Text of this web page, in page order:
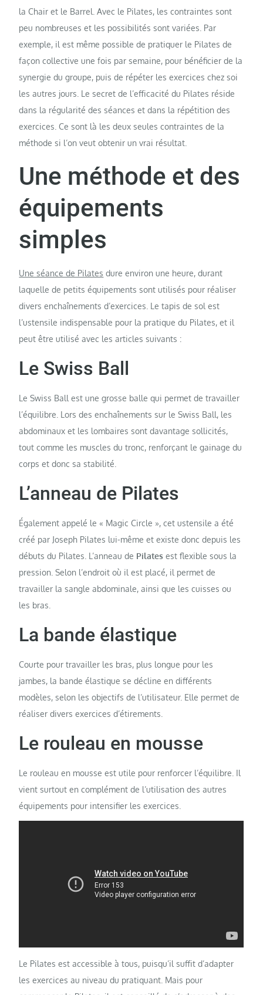
la Chair et le Barrel. Avec le Pilates, les contraintes sont
peu nombreuses et les possibilités sont variées. Par
exemple, il est même possible de pratiquer le Pilates de
façon collective une fois par semaine, pour bénéficier de la
synergie du groupe, puis de répéter les exercices chez soi
les autres jours. Le secret de l’efficacité du Pilates réside
dans la régularité des séances et dans la répétition des
exercices. Ce sont là les deux seules contraintes de la
méthode si l’on veut obtenir un vrai résultat.
Une méthode et des
équipements
simples
Une séance de Pilates dure environ une heure, durant
laquelle de petits équipements sont utilisés pour réaliser
divers enchaînements d’exercices. Le tapis de sol est
l’ustensile indispensable pour la pratique du Pilates, et il
peut être utilisé avec les articles suivants :
Le Swiss Ball
Le Swiss Ball est une grosse balle qui permet de travailler
l’équilibre. Lors des enchaînements sur le Swiss Ball, les
abdominaux et les lombaires sont davantage sollicités,
tout comme les muscles du tronc, renforçant le gainage du
corps et donc sa stabilité.
L’anneau de Pilates
Également appelé le « Magic Circle », cet ustensile a été
créé par Joseph Pilates lui-même et existe donc depuis les
débuts du Pilates. L’anneau de Pilates est flexible sous la
pression. Selon l’endroit où il est placé, il permet de
travailler la sangle abdominale, ainsi que les cuisses ou
les bras.
La bande élastique
Courte pour travailler les bras, plus longue pour les
jambes, la bande élastique se décline en différents
modèles, selon les objectifs de l’utilisateur. Elle permet de
réaliser divers exercices d’étirements.
Le rouleau en mousse
Le rouleau en mousse est utile pour renforcer l’équilibre. Il
vient surtout en complément de l’utilisation des autres
équipements pour intensifier les exercices.
Le Pilates est accessible à tous, puisqu’il suffit d’adapter
les exercices au niveau du pratiquant. Mais pour